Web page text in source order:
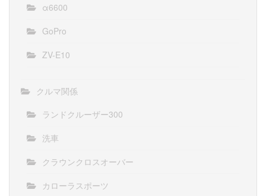
α6600
GoPro
ZV-E10
クルマ関係
ランドクルーザー300
洗車
クラウンクロスオーバー
カローラスポーツ